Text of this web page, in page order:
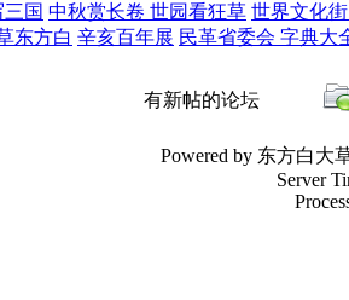
国 中秋赏长卷 世园看狂草 世界文化
东方白 辛亥百年展 民革省委会 字典大
有新帖的论坛
Powered by 东方白大
Server